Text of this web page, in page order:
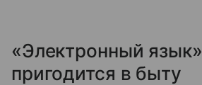
«Электронный язык»
пригодится в быту